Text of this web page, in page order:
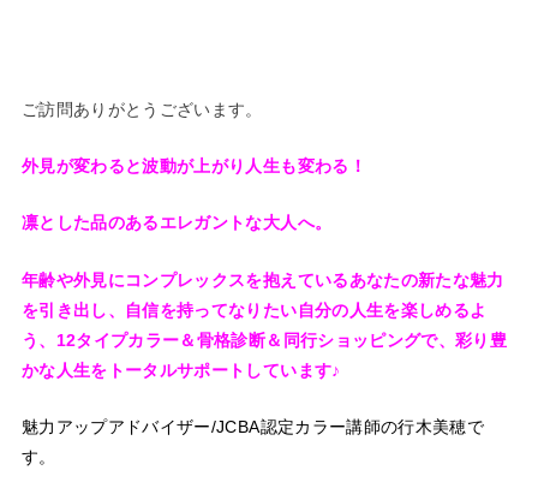
ご訪問ありがとうございます。
外見が変わると波動が上がり人生も変わる！
凛とした品のあるエレガントな大人へ。
年齢や外見にコンプレックスを抱えているあなたの新たな魅力
を引き出し、
自信を持ってなりたい自分の人生を楽しめるよ
う、 12タイプカラー＆骨格診断＆同行ショッピングで、彩り豊
かな人生をトータルサポートしています♪
魅力アップアドバイザー/JCBA認定カラー講師の行木美穂で
す。